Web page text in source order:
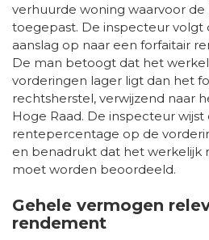
verhuurde woning waarvoor de
toegepast. De inspecteur volgt
aanslag op naar een forfaitair
De man betoogt dat het
vorderingen lager ligt dan het
rechtsherstel, verwijzend naar
Hoge Raad. De inspecteur
rentepercentage op de
en benadrukt dat het werkelijk
moet worden beoordeeld.
Gehele vermogen
rendement